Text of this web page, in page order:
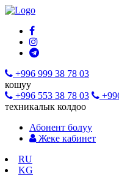
+996 999 38 78 03
кошуу
+996 553 38 78 03
техникалык колдоо
Абонент болуу
Жеке кабинет
RU
KG